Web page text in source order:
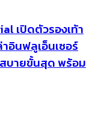
เปิดตัวรองเท้า
อินฟลูเอ็นเซอร์
บายขั้นสุด พร้อม